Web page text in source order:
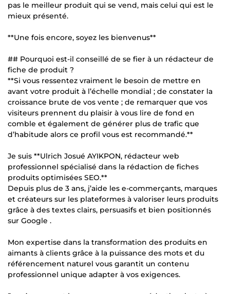
pas le meilleur produit qui se vend, mais celui qui est le
mieux présenté.
**Une fois encore, soyez les bienvenus**
## Pourquoi est-il conseillé de se fier à un rédacteur de
fiche de produit ?
**Si vous ressentez vraiment le besoin de mettre en
avant votre produit à l’échelle mondial ; de constater la
croissance brute de vos vente ; de remarquer que vos
visiteurs prennent du plaisir à vous lire de fond en
comble et également de générer plus de trafic que
d’habitude alors ce profil vous est recommandé.**
Je suis **Ulrich Josué AYIKPON, rédacteur web
professionnel spécialisé dans la rédaction de fiches
produits optimisées SEO.**
Depuis plus de 3 ans, j’aide les e-commerçants, marques
et créateurs sur les plateformes à valoriser leurs produits
grâce à des textes clairs, persuasifs et bien positionnés
sur Google .
Mon expertise dans la transformation des produits en
aimants à clients grâce à la puissance des mots et du
référencement naturel vous garantit un contenu
professionnel unique adapter à vos exigences.